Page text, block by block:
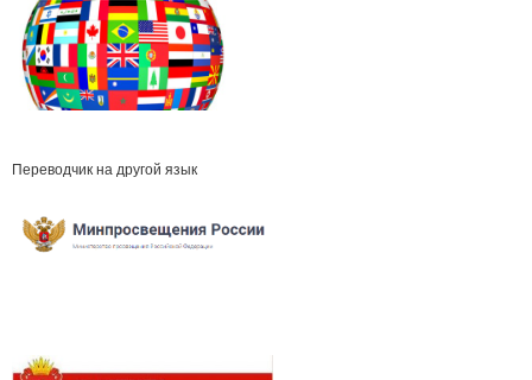
Переводчик на другой язык